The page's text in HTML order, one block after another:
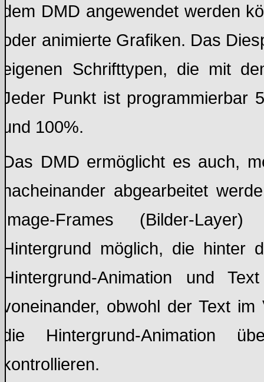
dem DMD angewendet werden
oder animierte Grafiken. Das
eigenen Schrifttypen, die mit
Jeder Punkt ist programmierbar
und 100%.
Das DMD ermöglicht es auch,
nacheinander abgearbeitet
Image-Frames (Bilder-
Hintergrund möglich, die hinter
Hintergrund-Animation und
voneinander, obwohl der Text im
die Hintergrund-Animation
kontrollieren.